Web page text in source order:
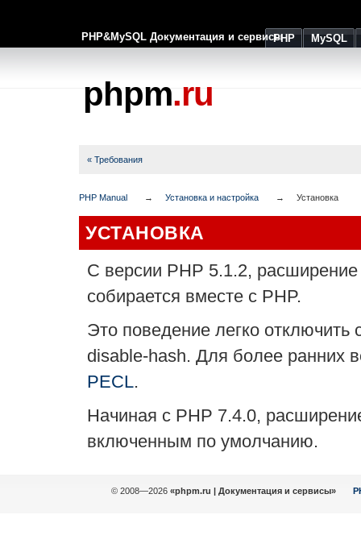
PHP&MySQL Документация и сервисыPHP MySQL
phpm.ru
« Требования
PHP Manual Установка и настройка Установка
УСТАНОВКА
С версии PHP 5.1.2,
собирается вместе с PHP.
Это поведение легко
disable-hash. Для более ранних
PECL.
Начиная с PHP 7.4.0,
включенным по умолчанию.
© 2008—2026 «phpm.ru | Документация и сервисы»